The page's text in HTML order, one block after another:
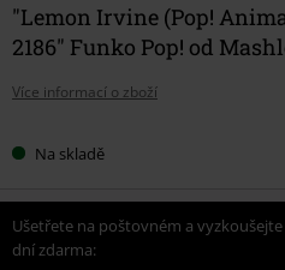
"Lemon Irvine (Pop!
2186" Funko Pop! od
Více informací o zboží
Na skladě
Ušetřete na poštovném a vyzkoušejte
dní zdarma: